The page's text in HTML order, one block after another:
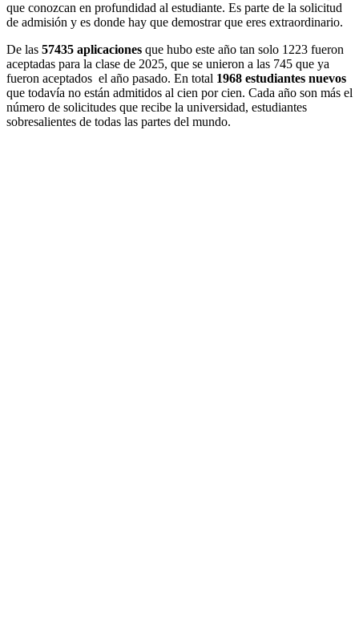
que conozcan en profundidad al estudiante. Es parte de la solicitud
de admisión y es donde hay que demostrar que eres extraordinario.
De las 57435 aplicaciones que hubo este año tan solo 1223 fueron
aceptadas para la clase de 2025, que se unieron a las 745 que ya
fueron aceptados el año pasado. En total 1968 estudiantes nuevos
que todavía no están admitidos al cien por cien. Cada año son más el
número de solicitudes que recibe la universidad, estudiantes
sobresalientes de todas las partes del mundo.